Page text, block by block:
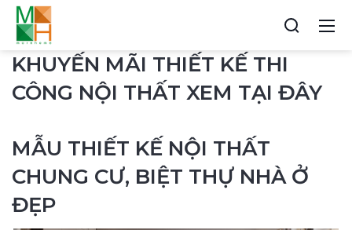
KHUYẾN MÃI THIẾT KẾ THI
CÔNG NỘI THẤT XEM TẠI ĐÂY
MẪU THIẾT KẾ NỘI THẤT
CHUNG CƯ, BIỆT THỰ NHÀ Ở
ĐẸP